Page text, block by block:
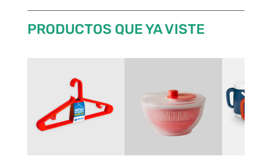
PRODUCTOS QUE YA VISTE